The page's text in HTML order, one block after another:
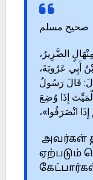
صحيح مسلم
مِنْهَالٍ الضَّرِيرُ،
أَبِي عَرُوبَةَ،
قَالَ رَسُولُ
إِذَا وُضِعَ
انْصَرَفُوا»،
அவர்கள்
ஏற்படும்